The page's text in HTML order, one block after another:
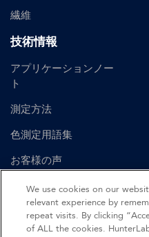
繊維
技術情報
アプリケーションノー
ト
測定方法
色測定用語集
お客様の声
ユーザーマニュアル
We use cookies on our
relevant experience by
repeat visits. By clicking
of ALL the cookies.